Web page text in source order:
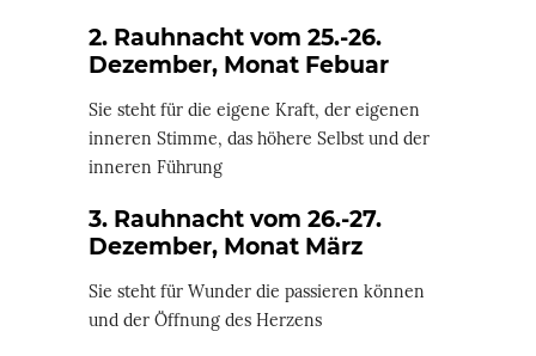
2. Rauhnacht vom 25.-26.
Dezember, Monat Febuar
Sie steht für die eigene Kraft, der eigenen
inneren Stimme, das höhere Selbst und der
inneren Führung
3. Rauhnacht vom 26.-27.
Dezember, Monat März
Sie steht für Wunder die passieren können
und der Öffnung des Herzens